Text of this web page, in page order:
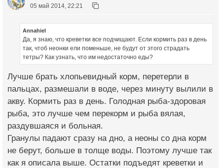
05 май 2014, 22:21
Annahiel
Да, я знаю, что креветки все подчищают. Если кормить раз в день
так, чтоб неонки ели поменьше, не будут от этого страдать
тетры? Как узнать, что им недостаточно еды?
Лучше брать хлопьевидный корм, перетерли в
пальцах, размешали в воде, через минуту вылили в
акву. Кормить раз в день. Голодная рыба-здоровая
рыба, это лучше чем перекорм и рыба вялая,
раздувшаяся и больная.
Гранулы падают сразу на дно, а неоны со дна корм
не берут, больше в толще воды. Поэтому лучше так
как я описала выше. Остатки подъедят креветки и